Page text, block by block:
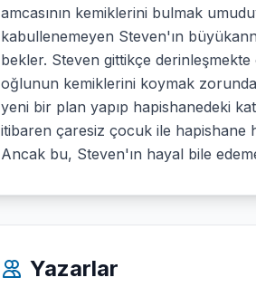
amcasının kemiklerini bulmak
kabullenemeyen Steven'ın
bekler. Steven gittikçe
oğlunun kemiklerini koymak
yeni bir plan yapıp hapishanedeki
itibaren çaresiz çocuk ile hapishane
Ancak bu, Steven'ın hayal bile
Yazarlar